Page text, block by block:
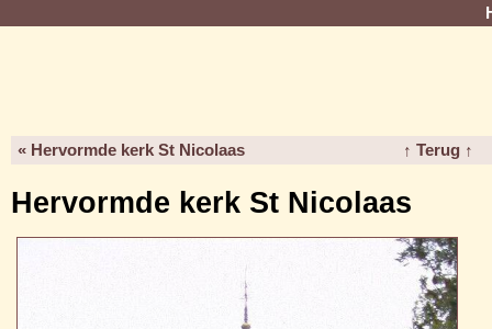
« Hervormde kerk St Nicolaas ↑ Terug ↑
Hervormde kerk St Nicolaas